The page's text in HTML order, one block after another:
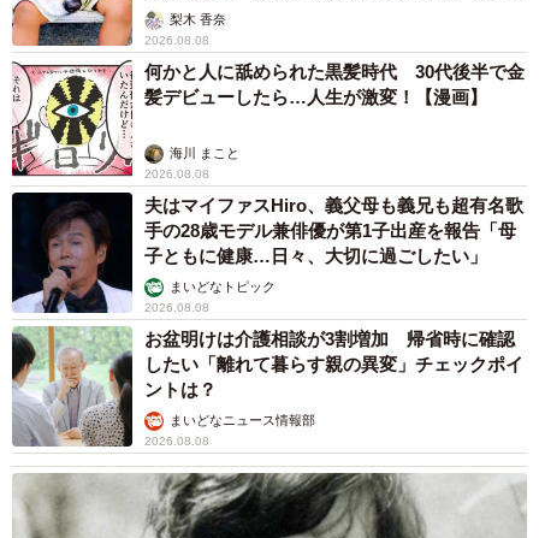
「尊…」
梨木 香奈
2026.08.08
何かと人に舐められた黒髪時代 30代後半で金
髪デビューしたら…人生が激変！【漫画】
海川 まこと
2026.08.08
夫はマイファスHiro、義父母も義兄も超有名歌
手の28歳モデル兼俳優が第1子出産を報告「母
子ともに健康…日々、大切に過ごしたい」
まいどなトピック
2026.08.08
お盆明けは介護相談が3割増加 帰省時に確認
したい「離れて暮らす親の異変」チェックポイ
ントは？
まいどなニュース情報部
2026.08.08